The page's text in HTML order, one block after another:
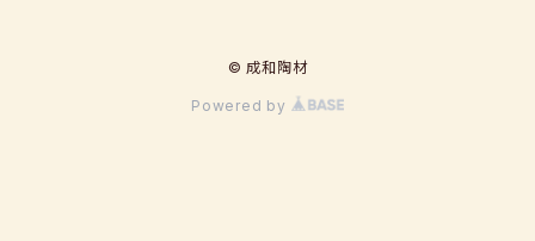
© 成和陶材
Powered by